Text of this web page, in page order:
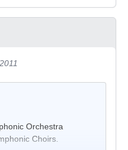
Orchestra
Choirs.